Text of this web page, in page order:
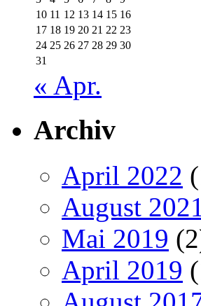
10 11 12 13 14 15 16
17 18 19 20 21 22 23
24 25 26 27 28 29 30
31
« Apr.
Archiv
April 2022
August 2021
Mai 2019
April 2019